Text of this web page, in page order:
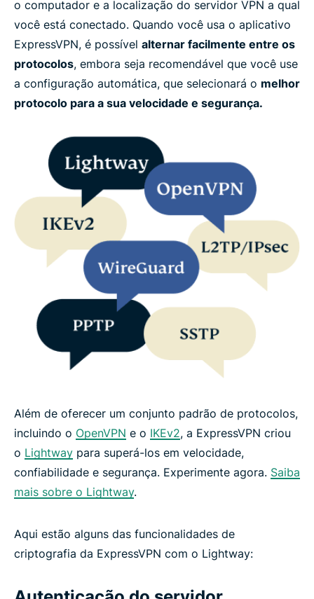
o computador e a localização do servidor VPN a qual
você está conectado. Quando você usa o aplicativo
ExpressVPN, é possível alternar facilmente entre os
protocolos, embora seja recomendável que você use
a configuração automática, que selecionará o melhor
protocolo para a sua velocidade e segurança.
Além de oferecer um conjunto padrão de protocolos,
incluindo o OpenVPN e o IKEv2, a ExpressVPN criou
o Lightway para superá-los em velocidade,
confiabilidade e segurança. Experimente agora. Saiba
mais sobre o Lightway.
Aqui estão alguns das funcionalidades de
criptografia da ExpressVPN com o Lightway: